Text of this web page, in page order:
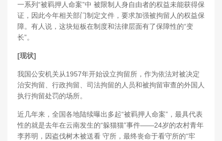
一系列“被羁押人命案”中 被限制人身自由者的权益未能获得保
证，因此今年相关部门制定文件，要求加强被拘留人的权益保
障。有人说，这块短板在制度和法律层面有了保障性的“变
长”。
[现状]
我国公安机关从1957年开始设立拘留所，作为依法对被决定
治安拘留、行政拘留、司法拘留的人员和被拘留审查的外国人
执行拘留处罚的场所。
近几年来，全国各地陆续曝出多起“被羁押人命案”，最具代表
性的就是去年在云南发生的“躲猫猫”事件——24岁的农村青年
李荞明，因盗伐树木被送看 守所，最终丧命于看守所的“牢